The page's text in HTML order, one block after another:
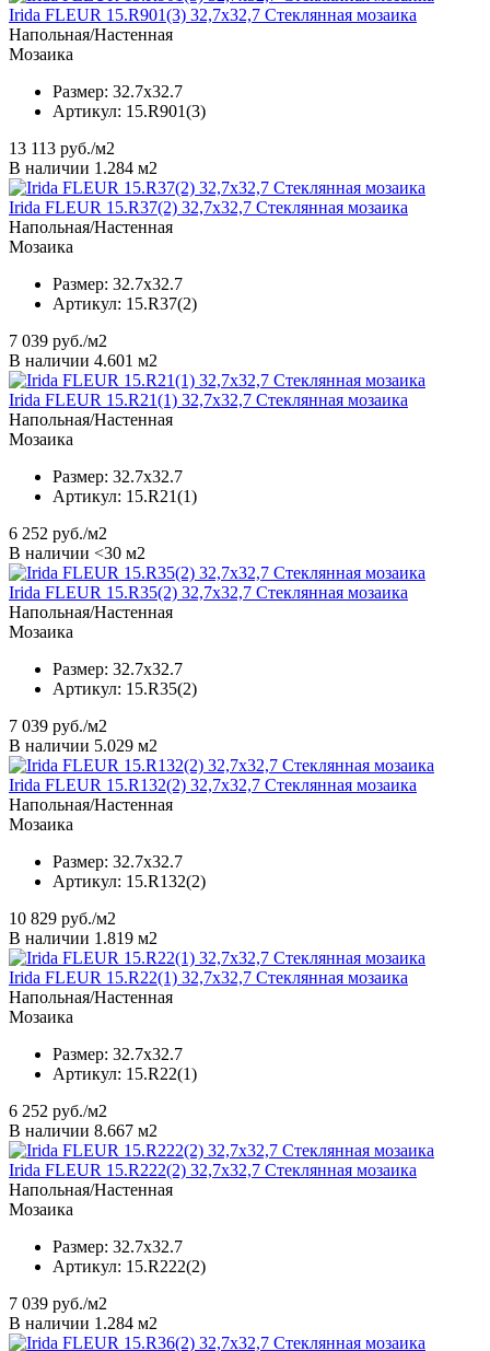
Irida FLEUR 15.R901(3) 32,7x32,7 Стеклянная мозаика
Напольная/Настенная
Мозаика
Размер: 32.7x32.7
Артикул: 15.R901(3)
13 113 руб./м2
В наличии 1.284 м2
Irida FLEUR 15.R37(2) 32,7x32,7 Стеклянная мозаика
Напольная/Настенная
Мозаика
Размер: 32.7x32.7
Артикул: 15.R37(2)
7 039 руб./м2
В наличии 4.601 м2
Irida FLEUR 15.R21(1) 32,7x32,7 Стеклянная мозаика
Напольная/Настенная
Мозаика
Размер: 32.7x32.7
Артикул: 15.R21(1)
6 252 руб./м2
В наличии <30 м2
Irida FLEUR 15.R35(2) 32,7x32,7 Стеклянная мозаика
Напольная/Настенная
Мозаика
Размер: 32.7x32.7
Артикул: 15.R35(2)
7 039 руб./м2
В наличии 5.029 м2
Irida FLEUR 15.R132(2) 32,7x32,7 Стеклянная мозаика
Напольная/Настенная
Мозаика
Размер: 32.7x32.7
Артикул: 15.R132(2)
10 829 руб./м2
В наличии 1.819 м2
Irida FLEUR 15.R22(1) 32,7x32,7 Стеклянная мозаика
Напольная/Настенная
Мозаика
Размер: 32.7x32.7
Артикул: 15.R22(1)
6 252 руб./м2
В наличии 8.667 м2
Irida FLEUR 15.R222(2) 32,7x32,7 Стеклянная мозаика
Напольная/Настенная
Мозаика
Размер: 32.7x32.7
Артикул: 15.R222(2)
7 039 руб./м2
В наличии 1.284 м2